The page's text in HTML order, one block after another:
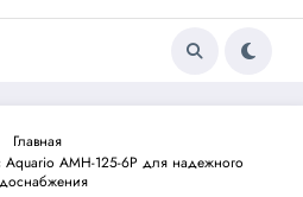
Главная
Aquario AMH-125-6P для надежного